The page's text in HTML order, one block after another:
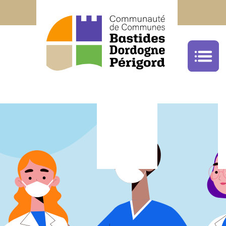
Office de Tourisme Bastides Dordogne
05.53.22.68.59
cliquez ici